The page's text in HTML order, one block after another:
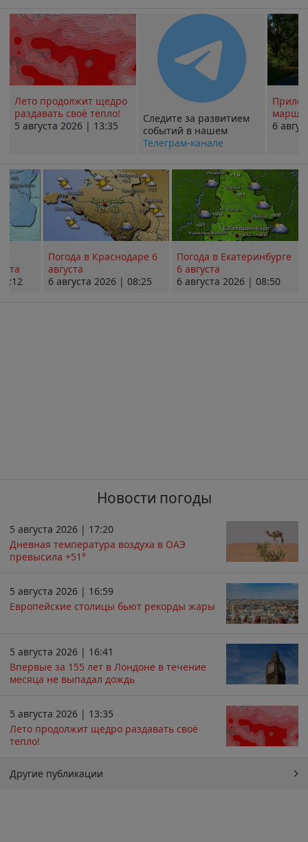
Лето продолжит щедро
раздавать своё тепло!
5 августа 2026 | 13:35
Следите за развитием
событий в нашем
Телеграм-канале
6
Погода в Краснодаре 6
августа
6 августа 2026 | 08:25
Погода в Екатеринбурге
6 августа
6 августа 2026 | 08:50
Новости погоды
5 августа 2026 | 17:20
Дневная температура воздуха в ОАЭ
превысила +51°
5 августа 2026 | 16:59
Европейские столицы бьют рекорды жары
5 августа 2026 | 16:41
Впервые за 155 лет в Лондоне в течение
месяца не выпадал дождь
5 августа 2026 | 13:35
Лето продолжит щедро раздавать своё
тепло!
Другие публикации